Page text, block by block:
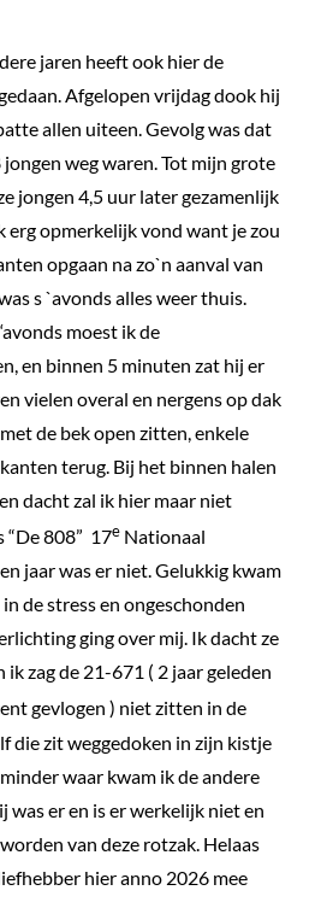
jaren heeft ook hier de
Afgelopen vrijdag dook hij
allen uiteen. Gevolg was dat
weg waren. Tot mijn grote
jongen 4,5 uur later gezamenlijk
erg opmerkelijk vond want je zou
opgaan na zo`n aanval van
s `avonds alles weer thuis.
moest ik de
en binnen 5 minuten zat hij er
vielen overal en nergens op dak
de bek open zitten, enkele
terug. Bij het binnen halen
dacht zal ik hier maar niet
“De 808” 17e Nationaal
jaar was er niet. Gelukkig kwam
de stress en ongeschonden
ging over mij. Ik dacht ze
zag de 21-671 ( 2 jaar geleden
gevlogen ) niet zitten in de
die zit weggedoken in zijn kistje
waar kwam ik de andere
was er en is er werkelijk niet en
van deze rotzak. Helaas
hier anno 2026 mee